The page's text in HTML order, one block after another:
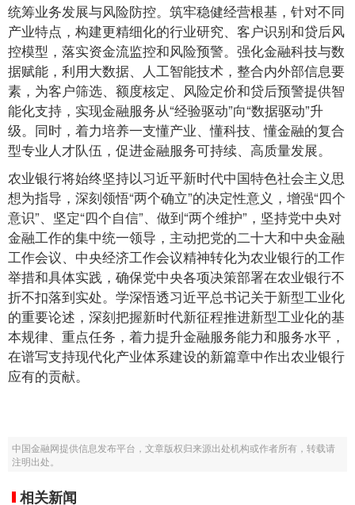
统筹业务发展与风险防控。筑牢稳健经营根基，针对不同
产业特点，构建更精细化的行业研究、客户识别和贷后风
控模型，落实资金流监控和风险预警。强化金融科技与数
据赋能，利用大数据、人工智能技术，整合内外部信息要
素，为客户筛选、额度核定、风险定价和贷后预警提供智
能化支持，实现金融服务从“经验驱动”向“数据驱动”升
级。同时，着力培养一支懂产业、懂科技、懂金融的复合
型专业人才队伍，促进金融服务可持续、高质量发展。
农业银行将始终坚持以习近平新时代中国特色社会主义思
想为指导，深刻领悟“两个确立”的决定性意义，增强“四个
意识”、坚定“四个自信”、做到“两个维护”，坚持党中央对
金融工作的集中统一领导，主动把党的二十大和中央金融
工作会议、中央经济工作会议精神转化为农业银行的工作
举措和具体实践，确保党中央各项决策部署在农业银行不
折不扣落到实处。学深悟透习近平总书记关于新型工业化
的重要论述，深刻把握新时代新征程推进新型工业化的基
本规律、重点任务，着力提升金融服务能力和服务水平，
在谱写支持现代化产业体系建设的新篇章中作出农业银行
应有的贡献。
中国金融网提供信息发布平台，文章版权归来源出处机构或作者所有，转载请
注明出处。
相关新闻